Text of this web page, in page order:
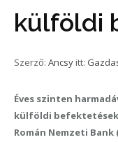
külföldi
Szerző: Ancsy itt:
Éves szinten
külföldi befektetések
Román Nemzeti